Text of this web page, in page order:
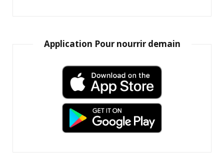
Application Pour nourrir demain